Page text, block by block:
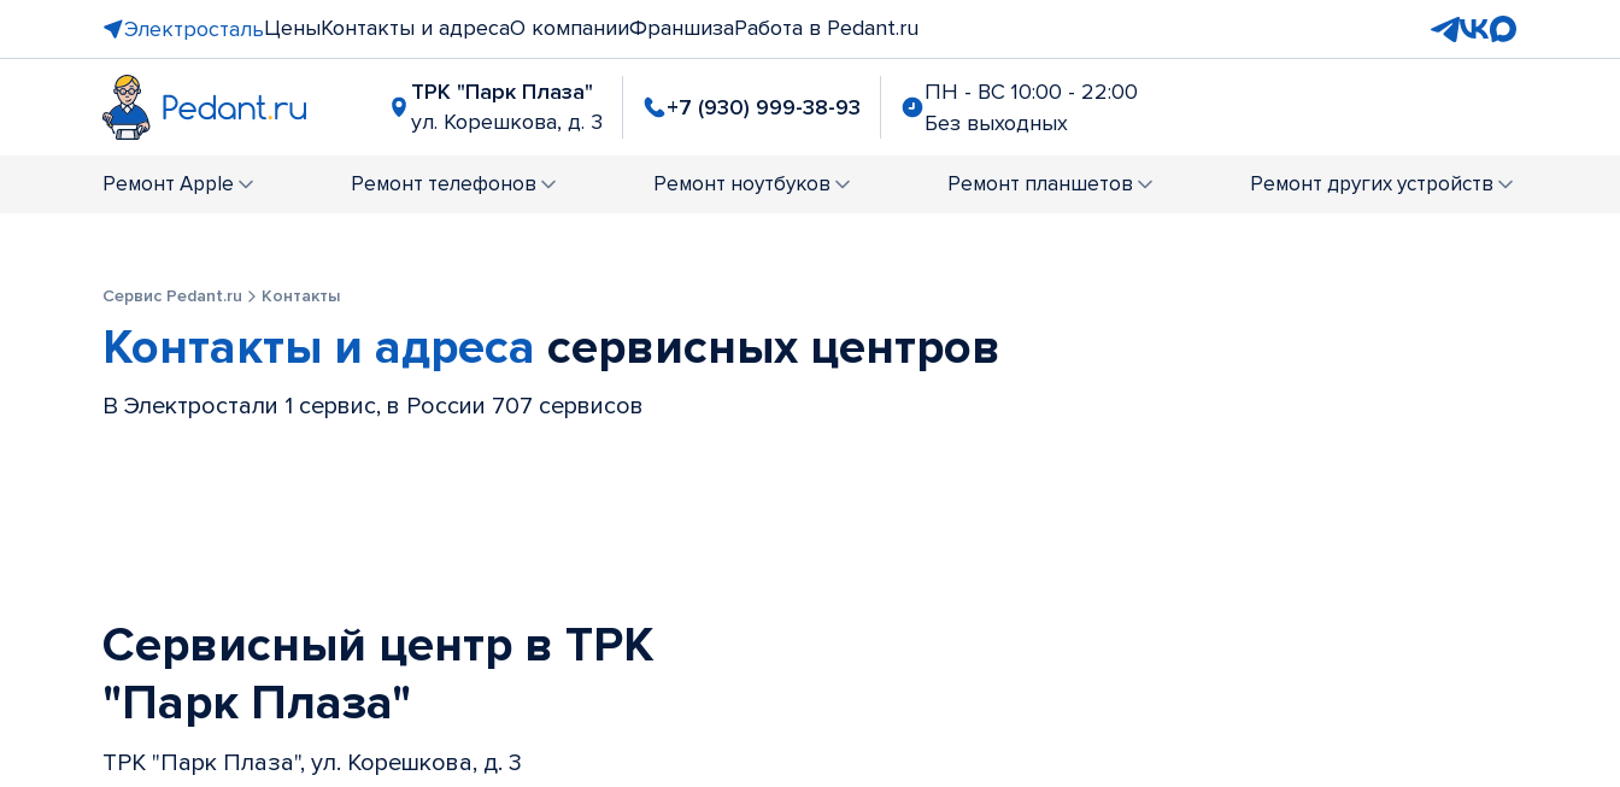
ЭлектростальЦеныКонтакты и адресаО компанииФраншизаРабота в Pedant.ru
ТРК "Парк Плаза"
ул. Корешкова, д. 3
+7 (930) 999-38-93
ПН - ВС 10:00 - 22:00
Без выходных
Ремонт Apple Ремонт телефонов Ремонт ноутбуков Ремонт планшетов Ремонт других устройств
Сервис Pedant.ru Контакты
Контакты и адреса сервисных центров
В Электростали 1 сервис, в России 707 сервисов
Сервисный центр в ТРК
"Парк Плаза"
ТРК "Парк Плаза", ул. Корешкова, д. 3